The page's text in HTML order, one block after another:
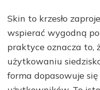
Skin to krzesło
wspierać wygodną
praktyce oznacza to,
użytkowaniu
forma dopasowuje